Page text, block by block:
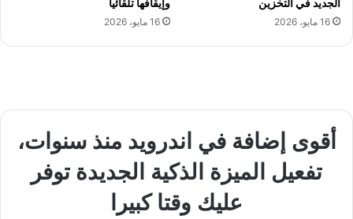
الجديد في التخزين
16 مايو، 2026
وإيقافها تلقائيا
16 مايو، 2026